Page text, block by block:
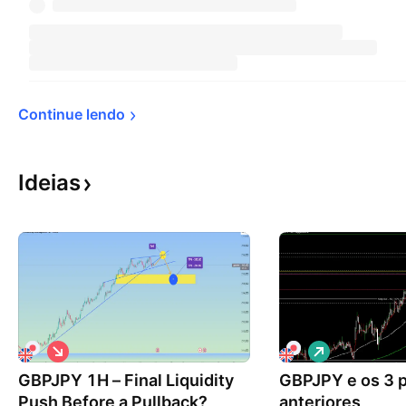
Continue lendo
Ideias
GBPJPY 1H – Final Liquidity
Push Before a Pullback?
V
i
é
s
GBPJPY e os 3
anteriores
V
i
é